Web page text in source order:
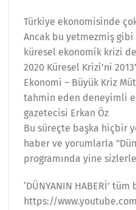
Türkiye ekonomisinde
Ancak bu yetmezmiş
küresel ekonomik krizi
2020 Küresel Krizi’ni
Ekonomi – Büyük Kriz
tahmin eden deneyimli
gazetecisi Erkan Öz
Bu süreçte başka hiçbir
haber ve yorumlarla
programında yine
‘DÜNYANIN HABERİ’
https://